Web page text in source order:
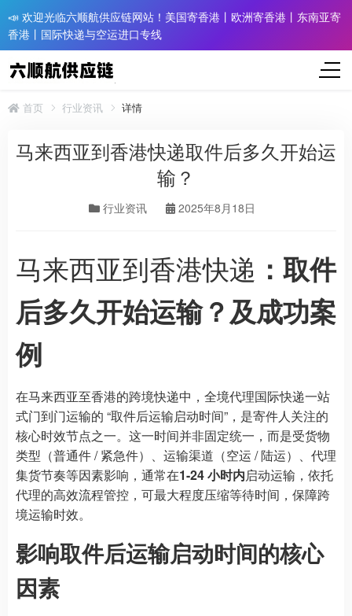
📣 欢迎光临六顺航供应链网站！美国寄香港丨欧洲寄香港丨东南亚寄
香港丨国际快递与空运进口专线
首页 行业资讯 详情
马来西亚到香港快递取件后多久开始运
输？
行业资讯 2025年8月18日
马来西亚到香港快递 ：取件
后多久开始运输？及成功案
例
在马来西亚至香港的跨境快递中，全境代理国际快递一站
式门到门运输的 “取件后运输启动时间”，是寄件人关注的
核心时效节点之一。这一时间并非固定统一，而是受货物
类型（普通件 / 紧急件）、运输渠道（空运 / 陆运）、代理
集货节奏等因素影响，通常在1-24 小时内启动运输，依托
代理的高效流程管控，可最大程度压缩等待时间，保障跨
境运输时效。
影响取件后运输启动时间的核心
因素